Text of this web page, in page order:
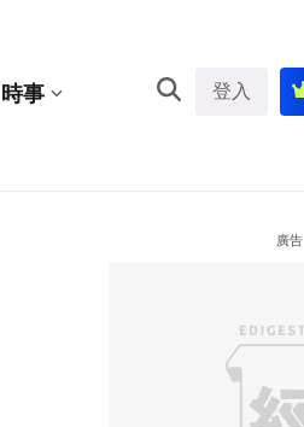
時事 登入
廣告